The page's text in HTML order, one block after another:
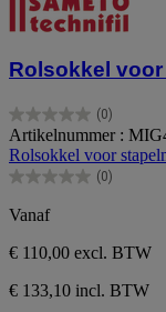
Rolsokkel voor
(0)
0.0
van
de
5
Artikelnummer :
Rolsokkel voor
(0)
0.0
van
de
5
sterren.
Vanaf
€ 110,00 excl. BTW
€ 133,10 incl. BTW